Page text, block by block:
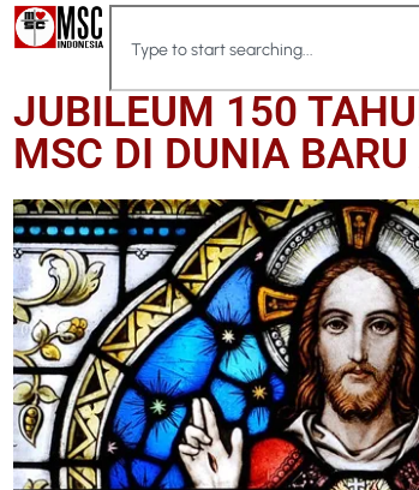
JUBILEUM 150
MSC DI DUNIA